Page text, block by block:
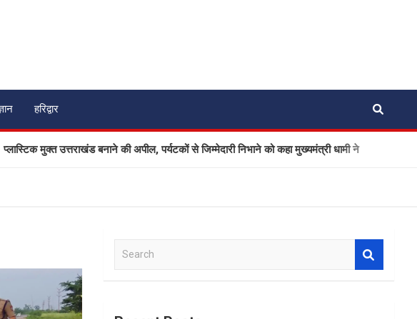
हरिद्वार
उत्तराखंड बनाने की अपील, पर्यटकों से जिम्मेदारी निभाने को कहा मुख्यमंत्री धामी ने
a